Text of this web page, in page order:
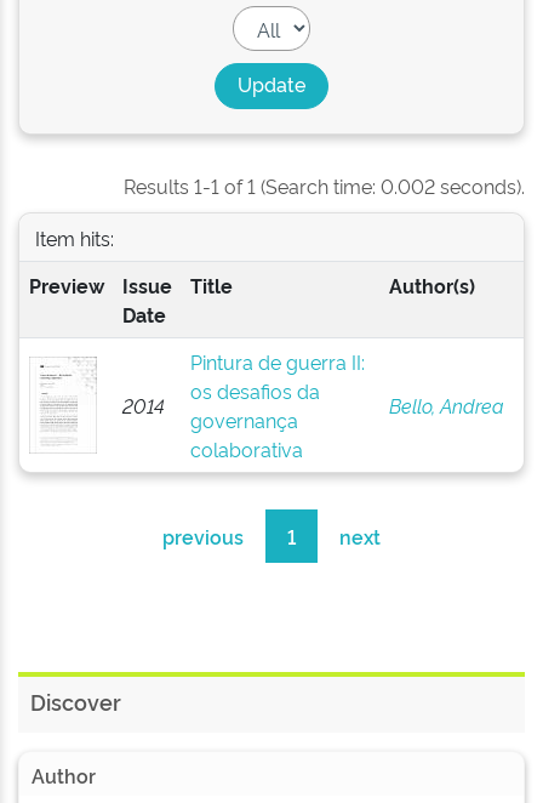
Results 1-1 of 1 (Search time: 0.002 seconds).
Item hits:
Preview
Issue
Date
Title Author(s)
2014
Pintura de guerra II:
os desafios da
governança
colaborativa
Bello, Andrea
previous 1 next
Discover
Author